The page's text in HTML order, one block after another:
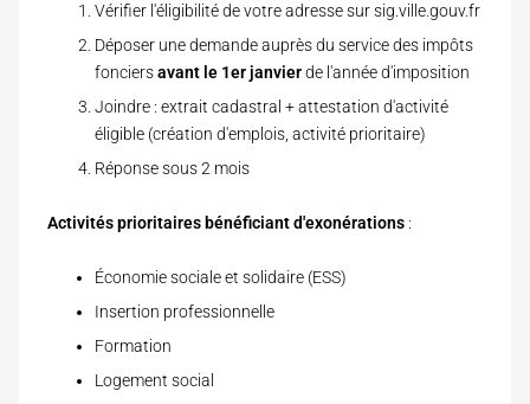
Vérifier l'éligibilité de votre adresse sur sig.ville.gouv.fr
Déposer une demande auprès du service des impôts
fonciersavant le 1er janvierde l'année d'imposition
Joindre : extrait cadastral + attestation d'activité
éligible (création d'emplois, activité prioritaire)
Réponse sous 2 mois
Activités prioritaires bénéficiant d'exonérations :
Économie sociale et solidaire (ESS)
Insertion professionnelle
Formation
Logement social